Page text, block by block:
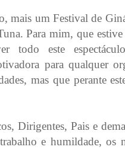
mais um Festival de
Para mim, que
todo este
para qualquer
mas que perante
Dirigentes, Pais e
e humildade, os